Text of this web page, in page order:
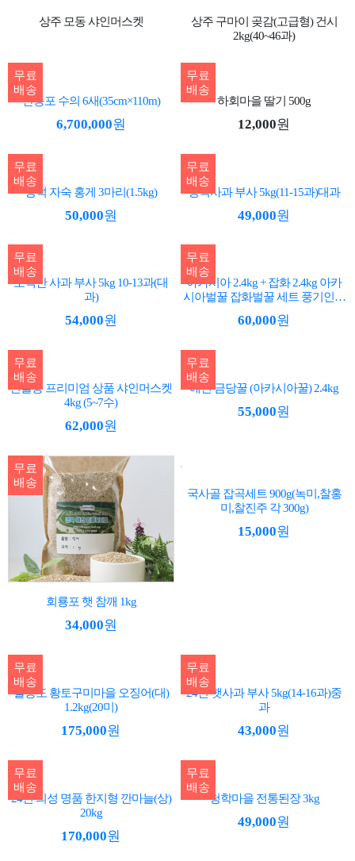
상주 모동 샤인머스켓
상주 구마이 곶감(고급형) 건시
2kg(40~46과)
무료
배송
안동포 수의 6새(35cm×110m)
6,700,000원
무료
배송
하회마을 딸기 500g
12,000원
무료
배송
영덕 자숙 홍게 3마리(1.5kg)
50,000원
무료
배송
영덕사과 부사 5kg(11-15과)대과
49,000원
무료
배송
소백산 사과 부사 5kg 10-13과(대
과)
54,000원
무료
배송
아카시아 2.4kg + 잡화 2.4kg 아카
시아벌꿀 잡화벌꿀 세트 풍기인삼
60,000원
무료
배송
선물용 프리미엄 상품 샤인머스켓
4kg (5~7수)
62,000원
무료
배송
예천 금당꿀 (아카시아꿀) 2.4kg
55,000원
무료
배송
회룡포 햇 참깨 1kg
34,000원
국사골 잡곡세트 900g(녹미,찰홍
미,찰진주 각 300g)
15,000원
무료
배송
울릉도 황토구미마을 오징어(대)
1.2kg(20미)
175,000원
무료
배송
24년 햇사과 부사 5kg(14-16과)중
과
43,000원
무료
배송
24년 의성 명품 한지형 깐마늘(상)
20kg
170,000원
무료
배송
청학마을 전통된장 3kg
49,000원